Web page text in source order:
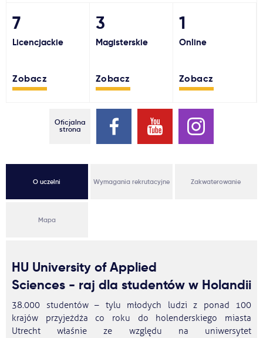
Usługi
Dlaczego Kastu?
7
Licencjackie
Zobacz
3
Magisterskie
Zobacz
1
Online
Zobacz
Oficjalna
strona
O uczelni Wymagania rekrutacyjne Zakwaterowanie
Mapa
HU University of Applied
Sciences - raj dla studentów w Holandii
38.000 studentów – tylu młodych ludzi z ponad 100
krajów przyjeżdża co roku do holenderskiego miasta
Utrecht właśnie ze względu na uniwersytet